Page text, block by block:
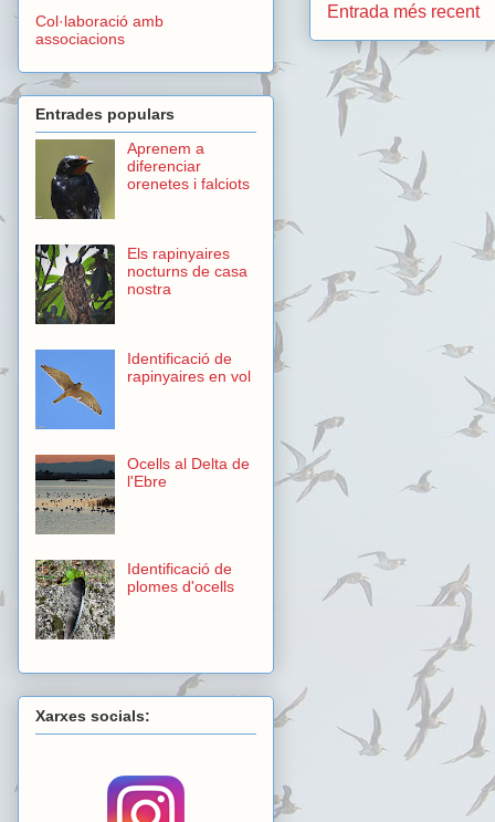
Entrada més recent
Col·laboració amb
associacions
Entrades populars
Aprenem a
diferenciar
orenetes i falciots
Els rapinyaires
nocturns de casa
nostra
Identificació de
rapinyaires en vol
Ocells al Delta de
l'Ebre
Identificació de
plomes d'ocells
Xarxes socials: